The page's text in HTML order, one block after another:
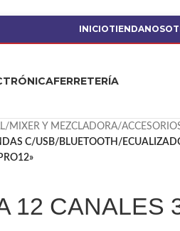
INICIOTIENDA
FERRETERÍA
/ MIXER Y MEZCLADORA/
C/USB/BLUETOOTH/
12 CANALES